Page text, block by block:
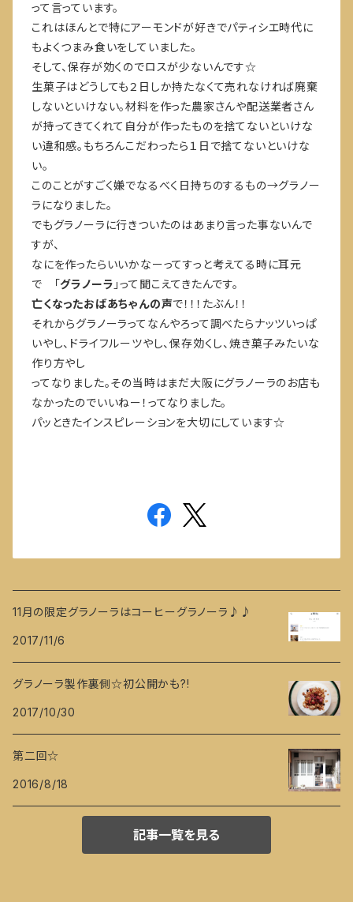
って言っています。
これはほんとで特にアーモンドが好きでパティシエ時代に
もよくつまみ食いをしていました。
そして、保存が効くのでロスが少ないんです☆
生菓子はどうしても２日しか持たなくて売れなければ廃棄
しないといけない。材料を作った農家さんや配送業者さん
が持ってきてくれて自分が作ったものを捨てないといけな
い違和感。もちろんこだわったら１日で捨てないといけな
い。
このことがすごく嫌でなるべく日持ちのするもの→グラノー
ラになりました。
でもグラノーラに行きついたのはあまり言った事ないんで
すが、
なにを作ったらいいかなーってすっと考えてる時に耳元
で 「グラノーラ 」って聞こえてきたんです。
亡くなったおばあちゃんの声で！！！たぶん！！
それからグラノーラってなんやろって調べたらナッツいっぱ
いやし、ドライフルーツやし、保存効くし、焼き菓子みたいな
作り方やし
ってなりました。その当時はまだ大阪にグラノーラのお店も
なかったのでいいねー！ってなりました。
パッときたインスピレーションを大切にしています☆
11月の限定グラノーラはコーヒーグラノーラ♪♪
2017/11/6
グラノーラ製作裏側☆初公開かも?!
2017/10/30
第二回☆
2016/8/18
記事一覧を見る